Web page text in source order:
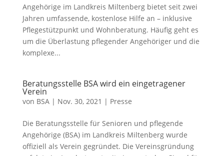
Angehörige im Landkreis Miltenberg bietet seit zwei
Jahren umfassende, kostenlose Hilfe an – inklusive
Pflegestützpunkt und Wohnberatung. Häufig geht es
um die Überlastung pflegender Angehöriger und die
komplexe...
Beratungsstelle BSA wird ein eingetragener
Verein
von BSA| Nov. 30, 2021 | Presse
Die Beratungsstelle für Senioren und pflegende
Angehörige (BSA) im Landkreis Miltenberg wurde
offiziell als Verein gegründet. Die Vereinsgründung